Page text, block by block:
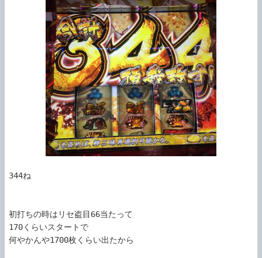
344ね
初打ちの時はリセ盗目66当たって
170くらいスタートで
何やかんや1700枚くらい出たから